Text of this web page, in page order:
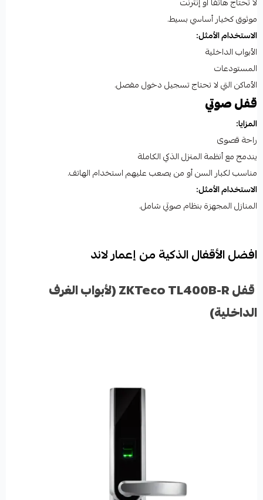
موثوق كخيار أساسي بسيط.
الاستخدام الأمثل:
الأبواب الداخلية
المستودعات
الأماكن التي لا تحتاج تسجيل دخول مفصل.
قفل صوتي
المزايا:
راحة قصوى
يندمج مع أنظمة المنزل الذكي الكاملة
مناسب لكبار السن أو من يصعب عليهم استخدام الهاتف.
الاستخدام الأمثل:
المنازل المجهزة بنظام صوتي شامل.
افضل الأقفال الذكية من إعمار لاند
قفل ZKTeco TL400B-R (لأبواب الغرف
الداخلية)